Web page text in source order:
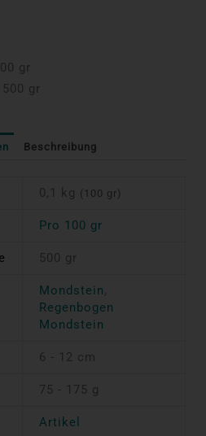
gr
500 gr
Beschreibung
0,1 kg (100 gr)
Pro 100 gr
500 gr
Mondstein,
Regenbogen
Mondstein
6 - 12 cm
75 - 175 g
Artikel